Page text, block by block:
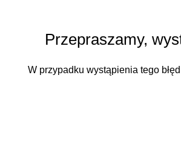
Przepraszamy,
W przypadku wystąpienia tego